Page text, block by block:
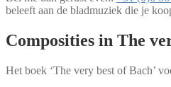
beleeft aan de bladmuziek die je
Composities in The
Het boek ‘The very best of Bach’